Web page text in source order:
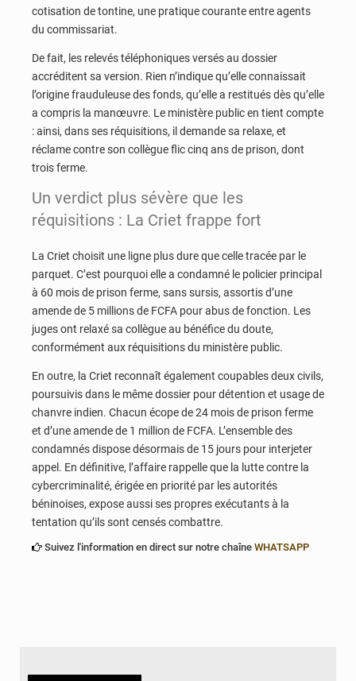
cotisation de tontine, une pratique courante entre agents
du commissariat.
De fait, les relevés téléphoniques versés au dossier
accréditent sa version. Rien n’indique qu’elle connaissait
l’origine frauduleuse des fonds, qu’elle a restitués dès qu’elle
a compris la manœuvre. Le ministère public en tient compte
: ainsi, dans ses réquisitions, il demande sa relaxe, et
réclame contre son collègue flic cinq ans de prison, dont
trois ferme.
Un verdict plus sévère que les
réquisitions : La Criet frappe fort
La Criet choisit une ligne plus dure que celle tracée par le
parquet. C’est pourquoi elle a condamné le policier principal
à 60 mois de prison ferme, sans sursis, assortis d’une
amende de 5 millions de FCFA pour abus de fonction. Les
juges ont relaxé sa collègue au bénéfice du doute,
conformément aux réquisitions du ministère public.
En outre, la Criet reconnaît également coupables deux civils,
poursuivis dans le même dossier pour détention et usage de
chanvre indien. Chacun écope de 24 mois de prison ferme
et d’une amende de 1 million de FCFA. L’ensemble des
condamnés dispose désormais de 15 jours pour interjeter
appel. En définitive, l’affaire rappelle que la lutte contre la
cybercriminalité, érigée en priorité par les autorités
béninoises, expose aussi ses propres exécutants à la
tentation qu’ils sont censés combattre.
Suivez l'information en direct sur notre chaîne WHATSAPP